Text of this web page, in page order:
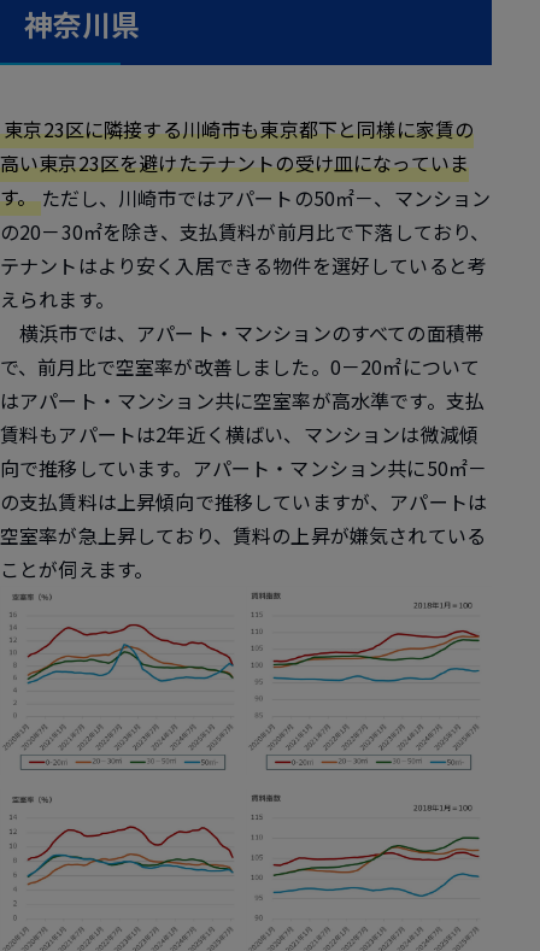
神奈川県
東京23区に隣接する川崎市も東京都下と同様に家賃の
高い東京23区を避けたテナントの受け皿になっていま
す。ただし、川崎市ではアパートの50㎡－、マンション
の20－30㎡を除き、支払賃料が前月比で下落しており、
テナントはより安く入居できる物件を選好していると考
えられます。
横浜市では、アパート・マンションのすべての面積帯
で、前月比で空室率が改善しました。0－20㎡について
はアパート・マンション共に空室率が高水準です。支払
賃料もアパートは2年近く横ばい、マンションは微減傾
向で推移しています。アパート・マンション共に50㎡－
の支払賃料は上昇傾向で推移していますが、アパートは
空室率が急上昇しており、賃料の上昇が嫌気されている
ことが伺えます。